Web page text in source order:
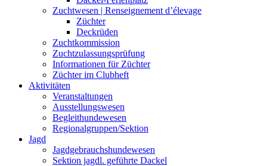
Zuchtwesen | Renseignement d’élevage
Züchter
Deckrüden
Zuchtkommission
Zuchtzulassungsprüfung
Informationen für Züchter
Züchter im Clubheft
Aktivitäten
Veranstaltungen
Ausstellungswesen
Begleithundewesen
Regionalgruppen/Sektion
Jagd
Jagdgebrauchshundewesen
Sektion jagdl. geführte Dackel